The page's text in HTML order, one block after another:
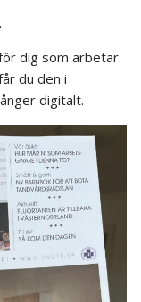
dig som arbetar
du den i
digitalt.